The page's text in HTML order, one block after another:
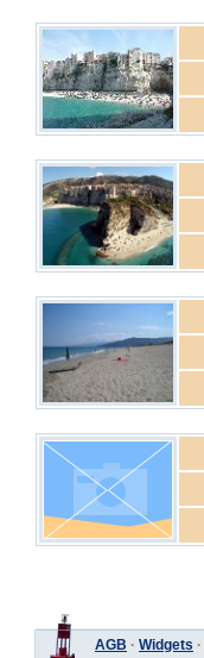
AGB · Widgets ·